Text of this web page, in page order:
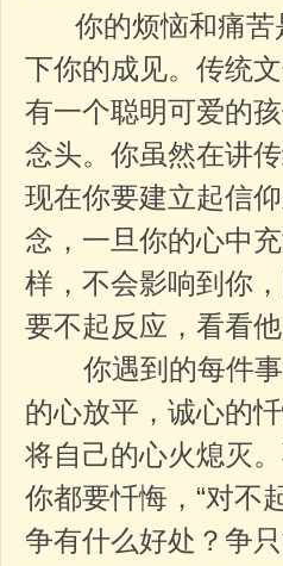
你的烦恼和痛苦
下你的成见。传统
有一个聪明可爱的
念头。你虽然在讲
现在你要建立起信
念，一旦你的心中
样，不会影响到你
要不起反应，看看
你遇到的每件事
的心放平，诚心的
将自己的心火熄灭
你都要忏悔，“对不
争有什么好处？争